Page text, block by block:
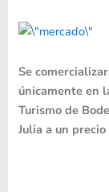
Se
únicamente en
Turismo de
Julia a un